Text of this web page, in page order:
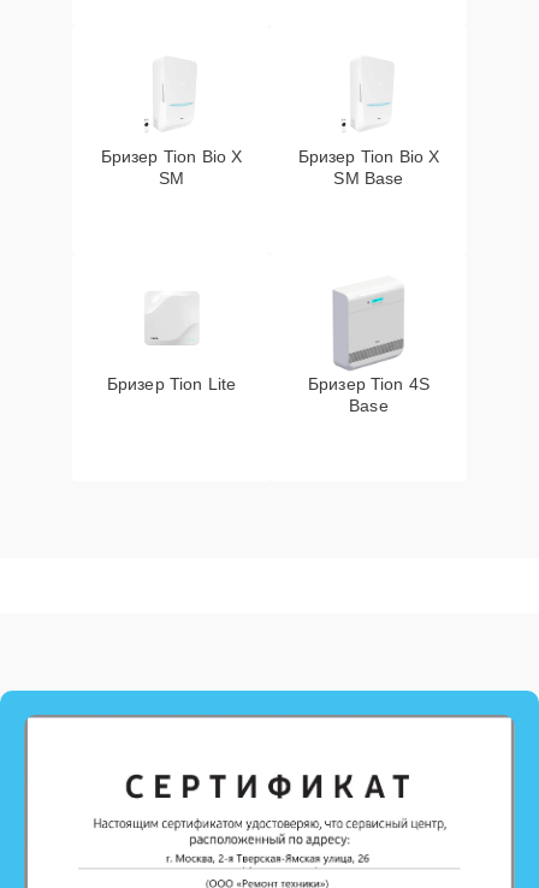
Бризер Tion Bio X
SM
Бризер Tion Bio X
SM Base
Бризер Tion Lite
Бризер Tion 4S
Base